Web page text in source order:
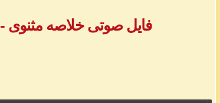
فایل صوتی خلاصه مثنوی - بخش ۴ -